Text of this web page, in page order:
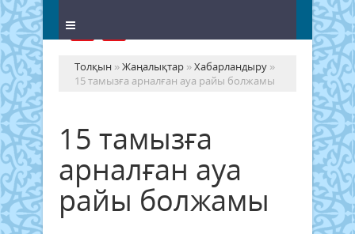
Толқын »Жаңалықтар »Хабарландыру »
15 тамызға арналған ауа райы болжамы
15 тамызға
арналған ауа
райы болжамы